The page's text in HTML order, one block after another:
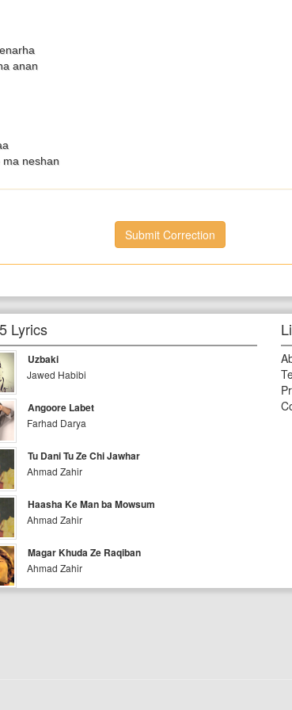
anan
ma neshan
Submit Correction
Lyrics
Uzbaki
Jawed Habibi
Angoore Labet
Farhad Darya
Tu Dani Tu Ze Chi Jawhar
Ahmad Zahir
Haasha Ke Man ba Mowsum
Ahmad Zahir
Magar Khuda Ze Raqiban
Ahmad Zahir